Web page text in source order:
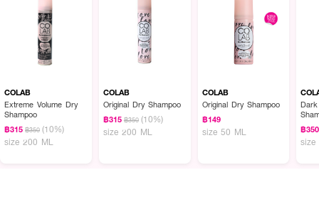
● ปริมาณสุทธิ: 200 มิลลิลิตร
How to Use :
● เขย่ากระป๋องให้ดี
● แบ่งผมเป็นช่อ ๆ และพ่นที่โคนผมจากระยะประมาณ 8 นิ้ว
● ใช้นิ้วมือนวดเบา ๆ ที่โคนผม
COLAB
Extreme Volume Dry
Shampoo
฿315 ฿350 (10%)
size 200 ML
COLAB
Original Dry Shampoo
฿315 ฿350 (10%)
size 200 ML
COLAB
Original Dry Shampoo
฿149
size 50 ML
฿350
size